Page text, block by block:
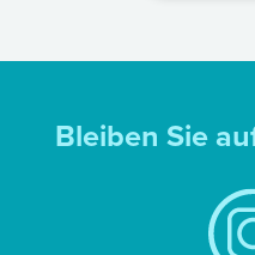
Bleiben Sie